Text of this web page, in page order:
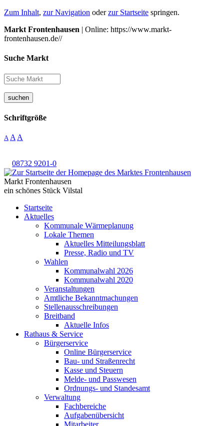
Zum Inhalt, zur Navigation oderzur Startseite springen.
Markt Frontenhausen | Online: https://www.markt-
frontenhausen.de//
Suche Markt
suchen
Schriftgröße
A A A
08732 9201-0
Markt Frontenhausen
ein schönes Stück Vilstal
Startseite
Aktuelles
Kommunale Wärmeplanung
Lokale Themen
Aktuelles Mitteilungsblatt
Presse, Radio und TV
Wahlen
Kommunalwahl 2026
Kommunalwahl 2020
Veranstaltungen
Amtliche Bekanntmachungen
Stellenausschreibungen
Breitband
Aktuelle Infos
Rathaus & Service
Bürgerservice
Online Bürgerservice
Bau- und Straßenrecht
Kasse und Steuern
Melde- und Passwesen
Ordnungs- und Standesamt
Verwaltung
Fachbereiche
Aufgabenübersicht
Mitarbeiter